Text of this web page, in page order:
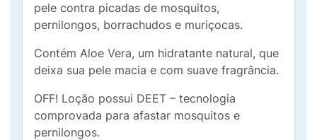
pele contra picadas de mosquitos,
pernilongos, borrachudos e muriçocas.
Contém Aloe Vera, um hidratante natural, que
deixa sua pele macia e com suave fragrância.
OFF! Loção possui DEET – tecnologia
comprovada para afastar mosquitos e
pernilongos.